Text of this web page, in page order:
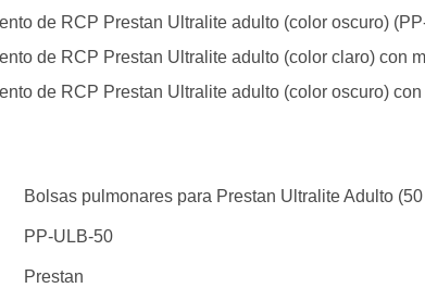
de RCP Prestan Ultralite adulto (color oscuro)
de RCP Prestan Ultralite adulto (color claro) con
de RCP Prestan Ultralite adulto (color oscuro)
Bolsas pulmonares para Prestan Ultralite Adulto
PP-ULB-50
Prestan